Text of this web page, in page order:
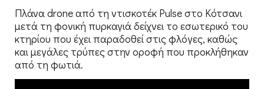
Πλάνα drone από τη ντισκοτέκ Pulse στο Κότσανι
μετά τη φονική πυρκαγιά δείχνει το εσωτερικό του
κτηρίου που έχει παραδοθεί στις φλόγες, καθώς
και μεγάλες τρύπες στην οροφή που προκλήθηκαν
από τη φωτιά.